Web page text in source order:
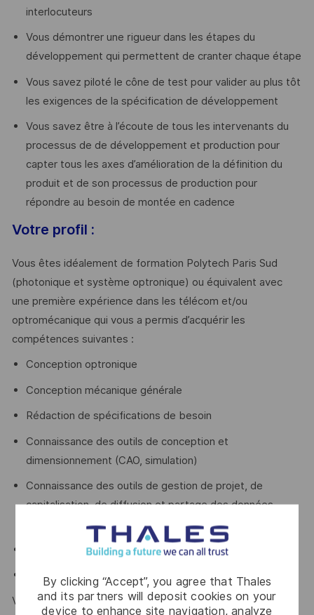
By clicking “Accept”, you agree that Thales
and its partners will deposit cookies on your
device to enhance site navigation, analyze
interlocuteurs
Vous démontrer une rigueur dans les étapes du
développement qui permettent de cranter chaque étape
Vous savez piloté le cône de test pour valider au plus tôt
les exigences de la spécification de développement
Vous savez être à l’écoute de tous les intervenants du
processus de de développement et production pour
capter tous les axes d’amélioration de la définition du
produit et de son processus de production pour
répondre au besoin de montée en cadence
Votre profil :
Vous êtes idéalement de formation Polytech Paris Sud
(photonique et système optronique) ou équivalent avec
une première expérience dans les télécom et/ou
optromécanique qui vous a permis d’acquérir les
compétences suivantes :
Conception optronique
Conception mécanique générale
Rédaction de spécifications de besoin
Connaissance des outils de conception et
dimensionnement (CAO, simulation)
Connaissance des outils de gestion de projet, de
capitalisation, de diffusion et partage des données
Ouverture aux techniques connexes et innovantes
Management transverse
Vous avez des connaissances pour la conception